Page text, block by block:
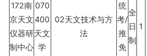
172南
京天文
仪器研
制中心
070
400
天文
学
02天文技术与方
法
统
考/
推
免
全
日
制
1